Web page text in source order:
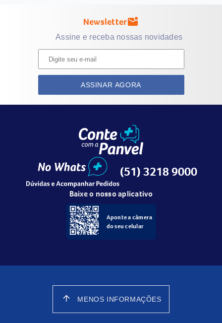
Newslettermark_email_unread
Assine e receba nossas novidades
ASSINAR AGORA
(51) 3218 9000
Baixe o nosso aplicativo
Aponte a câmera
do seu celular
arrow_upward MENOS INFORMAÇÕES